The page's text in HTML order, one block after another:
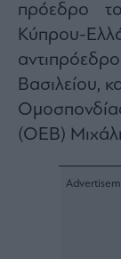
πρόεδρο
Κύπρου-
Βασιλείου,
(ΟΕΒ)